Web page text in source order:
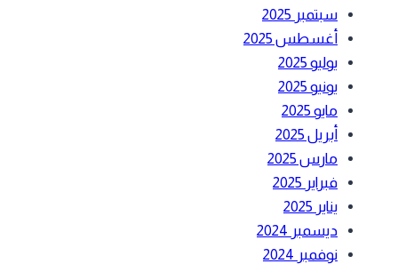
سبتمبر 2025
أغسطس 2025
يوليو 2025
يونيو 2025
مايو 2025
أبريل 2025
مارس 2025
فبراير 2025
يناير 2025
ديسمبر 2024
نوفمبر 2024